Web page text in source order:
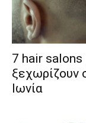
7 hair salons
ξεχωρίζουν
Ιωνία